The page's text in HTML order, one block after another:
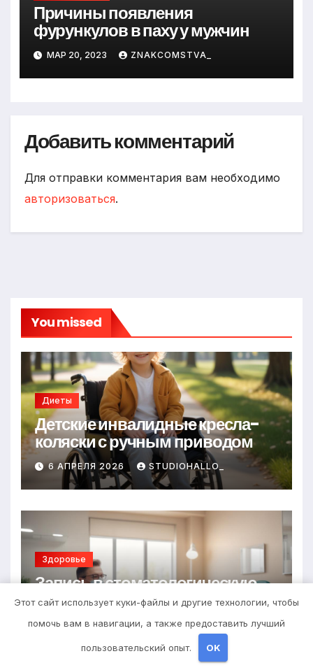
Причины появления
фурункулов в паху у мужчин
МАР 20, 2023 ZNAKCOMSTVA_
Добавить комментарий
Для отправки комментария вам необходимо
авторизоваться.
You missed
Диеты
Детские инвалидные кресла-
коляски с ручным приводом
6 АПРЕЛЯ 2026 STUDIOHALLO_
Здоровье
Запись в стоматологическую
клинику
25 МАРТА 2026 STUDIOHALLO_
Этот сайт использует куки-файлы и другие технологии, чтобы
помочь вам в навигации, а также предоставить лучший
пользовательский опыт. OK